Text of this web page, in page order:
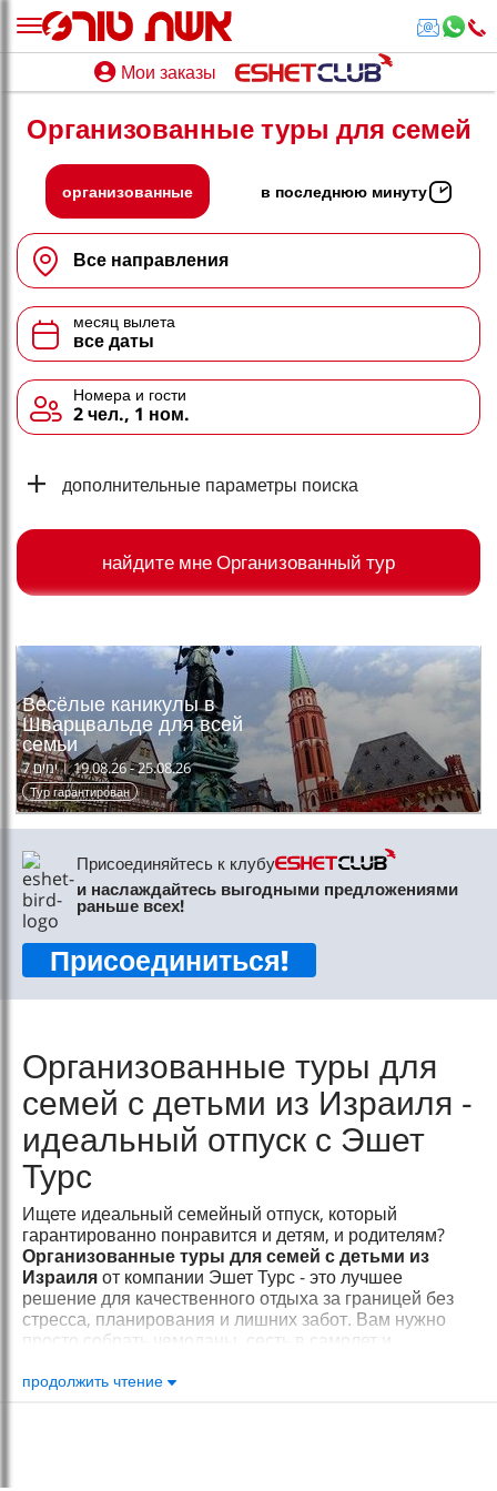
Мои заказы
נופש בארץ
חופשה לפי סגנון
מלונות באילת
טיולים מאורגנים
סגנונות טיול
הרגע האחרון
מלונות בחו"ל
Русский
שירות לקוחות
טופס צור קשר
תקנון
נגישות
Следите за нами
Мои заказы
Организованные туры для семей
организованные в последнюю минуту
Все направления
месяц вылета
все даты
Номера и гости
2 чел., 1 ном.
дополнительные параметры поиска
найдите мне Организованный тур
Весёлые каникулы в
Шварцвальде для всей
семьи
7ימים 19.08.26 - 25.08.26
Тур гарантирован
Присоединяйтесь к клубу
и наслаждайтесь выгодными предложениями
раньше всех!
Присоединиться!
Организованные туры для
семей с детьми из Израиля -
идеальный отпуск с Эшет
Турс
Ищете идеальный семейный отпуск, который
гарантированно понравится и детям, и родителям?
Организованные туры для семей с детьми из
Израиляот компании Эшет Турс - это лучшее
решение для качественного отдыха за границей без
стресса, планирования и лишних забот. Вам нужно
просто собрать чемоданы, сесть в самолет и
семьей в самых популярных уголках планеты.
продолжить чтение